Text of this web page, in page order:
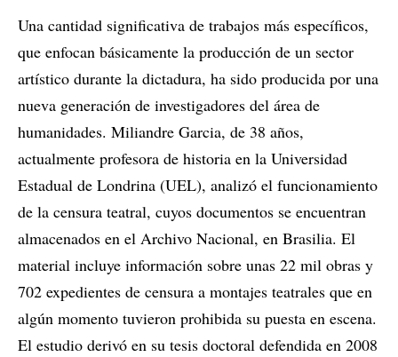
Una cantidad significativa de trabajos más específicos,
que enfocan básicamente la producción de un sector
artístico durante la dictadura, ha sido producida por una
nueva generación de investigadores del área de
humanidades. Miliandre Garcia, de 38 años,
actualmente profesora de historia en la Universidad
Estadual de Londrina (UEL), analizó el funcionamiento
de la censura teatral, cuyos documentos se encuentran
almacenados en el Archivo Nacional, en Brasilia. El
material incluye información sobre unas 22 mil obras y
702 expedientes de censura a montajes teatrales que en
algún momento tuvieron prohibida su puesta en escena.
El estudio derivó en su tesis doctoral defendida en 2008